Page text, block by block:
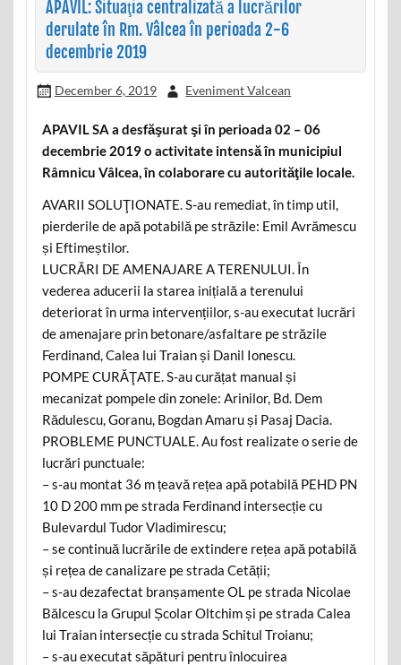
APAVIL: Situaţia centralizată a lucrărilor
derulate în Rm. Vâlcea în perioada 2-6
decembrie 2019
December 6, 2019 Eveniment Valcean
APAVIL SA a desfăşurat şi în perioada 02 – 06
decembrie 2019 o activitate intensă în municipiul
Râmnicu Vâlcea, în colaborare cu autorităţile locale.
AVARII SOLUŢIONATE. S-au remediat, în timp util,
pierderile de apă potabilă pe străzile: Emil Avrămescu
și Eftimeștilor.
LUCRĂRI DE AMENAJARE A TERENULUI. În
vederea aducerii la starea inițială a terenului
deteriorat în urma intervențiilor, s-au executat lucrări
de amenajare prin betonare/asfaltare pe străzile
Ferdinand, Calea lui Traian și Danil Ionescu.
POMPE CURĂŢATE. S-au curățat manual și
mecanizat pompele din zonele: Arinilor, Bd. Dem
Rădulescu, Goranu, Bogdan Amaru și Pasaj Dacia.
PROBLEME PUNCTUALE. Au fost realizate o serie de
lucrări punctuale:
– s-au montat 36 m țeavă rețea apă potabilă PEHD PN
10 D 200 mm pe strada Ferdinand intersecție cu
Bulevardul Tudor Vladimirescu;
– se continuă lucrările de extindere rețea apă potabilă
și rețea de canalizare pe strada Cetății;
– s-au dezafectat branșamente OL pe strada Nicolae
Bălcescu la Grupul Școlar Oltchim și pe strada Calea
lui Traian intersecție cu strada Schitul Troianu;
– s-au executat săpături pentru înlocuirea